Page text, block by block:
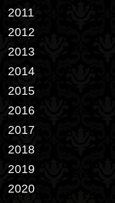
2011
2012
2013
2014
2015
2016
2017
2018
2019
2020